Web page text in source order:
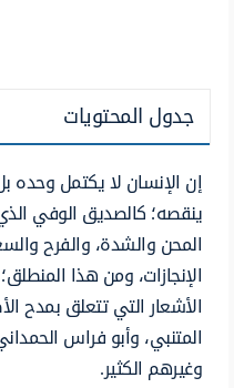
جدول المحتويات
إن الإنسان لا يكتمل وحده
ينقصه؛ كالصديق الوفي
المحن والشدة، والفرح
الإنجازات، ومن هذا
الأشعار التي تتعلق بمدح
المتنبي، وأبو فراس
وغيرهم الكثير.